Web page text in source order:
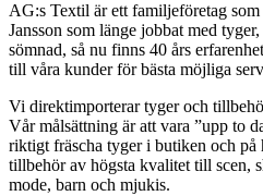
AG:s Textil är ett familjeföretag
Jansson som länge jobbat med
sömnad, så nu finns 40 års
till våra kunder för bästa möjliga
Vi direktimporterar tyger och
Vår målsättning är att vara ”upp to
riktigt fräscha tyger i butiken och på
tillbehör av högsta kvalitet till scen,
mode, barn och mjukis.